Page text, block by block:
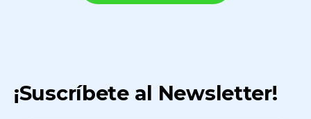
¡Suscríbete al Newsletter!